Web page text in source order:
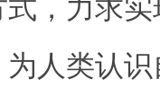
，力求实
人类认